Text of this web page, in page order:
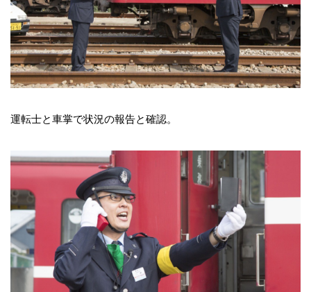
運転士と車掌で状況の報告と確認。